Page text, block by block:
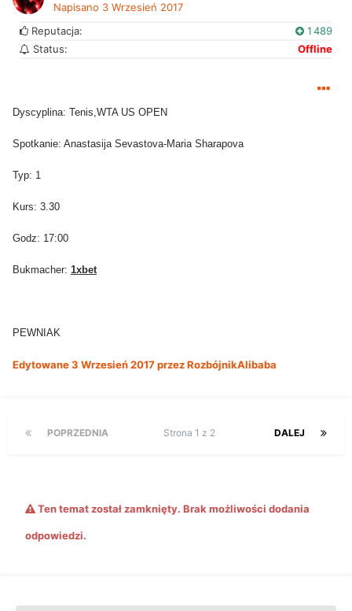
Napisano 3 Wrzesień 2017
Reputacja:
1 489
Status:
Offline
Dyscyplina: Tenis,WTA US OPEN
Spotkanie: Anastasija Sevastova-Maria Sharapova
Typ: 1
Kurs: 3.30
Godz: 17:00
Bukmacher: 1xbet
PEWNIAK
Edytowane3 Wrzesień 2017przez RozbójnikAlibaba
POPRZEDNIA DALEJ
Strona 1 z 2
Ten temat został zamknięty. Brak możliwości dodania
odpowiedzi.